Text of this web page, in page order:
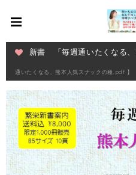
新書 「毎週通いたくなる、
通いたくなる、熊本人気スナックの種.pdf 】